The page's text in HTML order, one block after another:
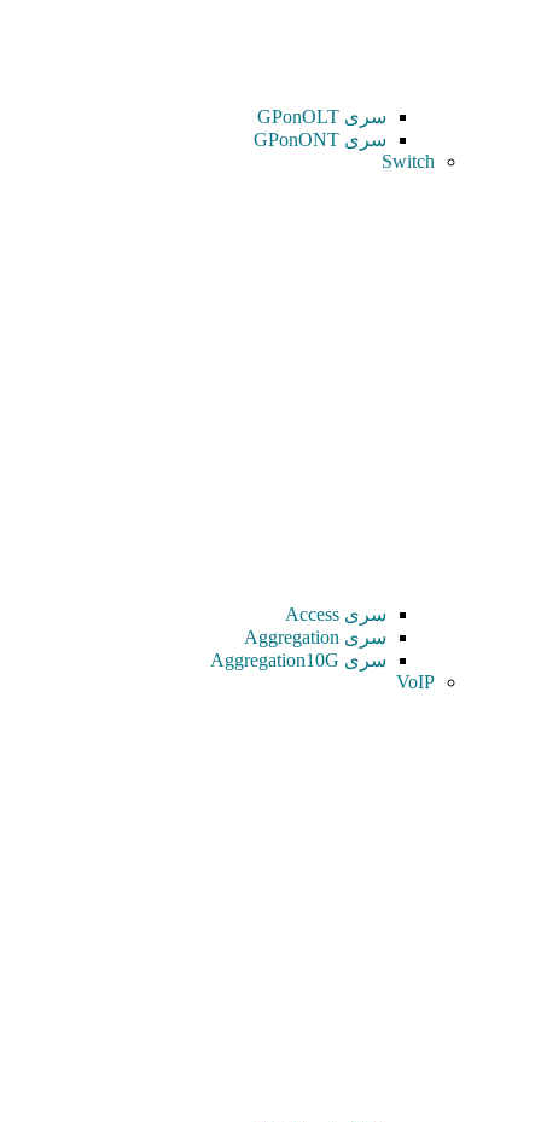
سری GPonOLT
سری GPonONT
Switch
سری Access
سری Aggregation
سری Aggregation10G
VoIP